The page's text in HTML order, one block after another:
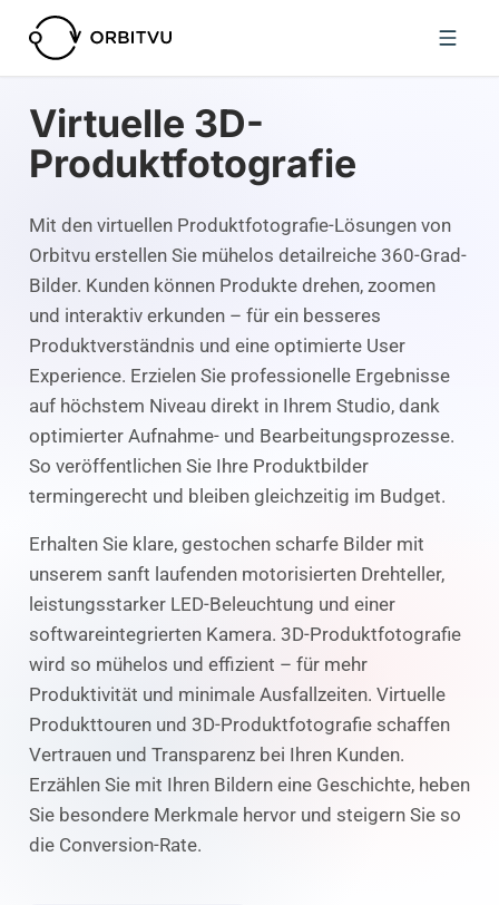
Virtuelle 3D-
Produktfotografie
Mit den virtuellen Produktfotografie-Lösungen von
Orbitvu erstellen Sie mühelos detailreiche 360-Grad-
Bilder. Kunden können Produkte drehen, zoomen
und interaktiv erkunden – für ein besseres
Produktverständnis und eine optimierte User
Experience. Erzielen Sie professionelle Ergebnisse
auf höchstem Niveau direkt in Ihrem Studio, dank
optimierter Aufnahme- und Bearbeitungsprozesse.
So veröffentlichen Sie Ihre Produktbilder
termingerecht und bleiben gleichzeitig im Budget.
Erhalten Sie klare, gestochen scharfe Bilder mit
unserem sanft laufenden motorisierten Drehteller,
leistungsstarker LED-Beleuchtung und einer
softwareintegrierten Kamera. 3D-Produktfotografie
wird so mühelos und effizient – für mehr
Produktivität und minimale Ausfallzeiten. Virtuelle
Produkttouren und 3D-Produktfotografie schaffen
Vertrauen und Transparenz bei Ihren Kunden.
Erzählen Sie mit Ihren Bildern eine Geschichte, heben
Sie besondere Merkmale hervor und steigern Sie so
die Conversion-Rate.